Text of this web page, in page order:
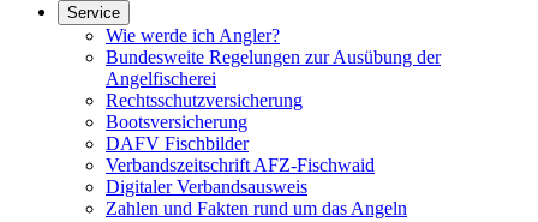
Service
Wie werde ich Angler?
Bundesweite Regelungen zur Ausübung der
Angelfischerei
Rechtsschutzversicherung
Bootsversicherung
DAFV Fischbilder
Verbandszeitschrift AFZ-Fischwaid
Digitaler Verbandsausweis
Zahlen und Fakten rund um das Angeln